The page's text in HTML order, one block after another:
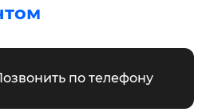
по телефону